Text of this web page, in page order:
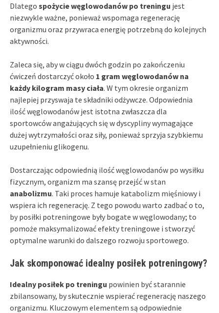
Dlatego spożycie węglowodanów po treningu jest
niezwykle ważne, ponieważ wspomaga regenerację
organizmu oraz przywraca energię potrzebną do kolejnych
aktywności.
Zaleca się, aby w ciągu dwóch godzin po zakończeniu
ćwiczeń dostarczyć około 1 gram węglowodanów na
każdy kilogram masy ciała. W tym okresie organizm
najlepiej przyswaja te składniki odżywcze. Odpowiednia
ilość węglowodanów jest istotna zwłaszcza dla
sportowców angażujących się w dyscypliny wymagające
dużej wytrzymałości oraz siły, ponieważ sprzyja szybkiemu
uzupełnieniu glikogenu.
Dostarczając odpowiednią ilość węglowodanów po wysiłku
fizycznym, organizm ma szansę przejść w stan
anabolizmu. Taki proces hamuje katabolizm mięśniowy i
wspiera ich regenerację. Z tego powodu warto zadbać o to,
by posiłki potreningowe były bogate w węglowodany; to
pomoże maksymalizować efekty treningowe i stworzyć
optymalne warunki do dalszego rozwoju sportowego.
Jak skomponować idealny posiłek potreningowy?
Idealny posiłek po treningu powinien być starannie
zbilansowany, by skutecznie wspierać regenerację naszego
organizmu. Kluczowym elementem są odpowiednie